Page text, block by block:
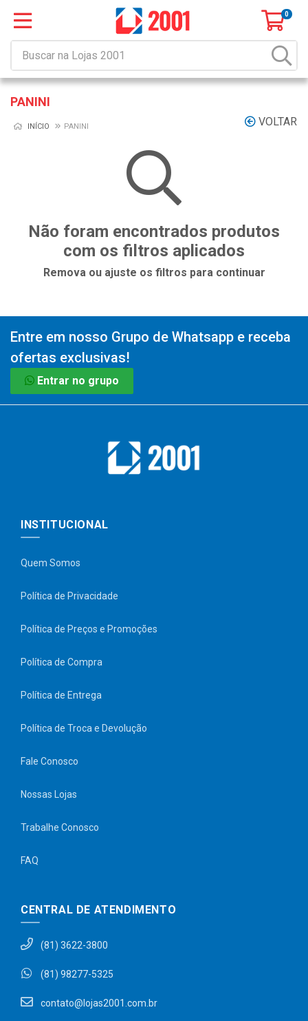
0
PANINI
VOLTAR
INÍCIO PANINI
Não foram encontrados produtos
com os filtros aplicados
Remova ou ajuste os filtros para continuar
Entre em nosso Grupo de Whatsapp e receba
ofertas exclusivas!
Entrar no grupo
INSTITUCIONAL
Quem Somos
Política de Privacidade
Política de Preços e Promoções
Política de Compra
Política de Entrega
Política de Troca e Devolução
Fale Conosco
Nossas Lojas
Trabalhe Conosco
FAQ
CENTRAL DE ATENDIMENTO
(81) 3622-3800
(81) 98277-5325
contato@lojas2001.com.br